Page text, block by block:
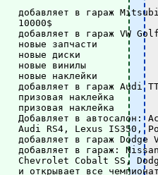
в гараж
10000$
в гараж VW
запчасти
диски
винилы
наклейки
в гараж Audi
наклейка
наклейка
в автосалон:
Audi RS4, Lexus IS350,
в гараж Dodge
в гараж: Nissan
Chevrolet Cobalt SS,